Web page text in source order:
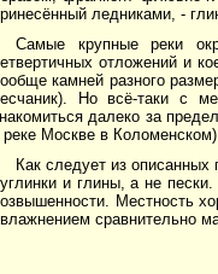
ледниками, -
Самые крупные реки
отложений и
камней разного
Но всё-таки с
далеко за
реке Москве в
Как следует из
и глины, а не
Местность
сравнительно